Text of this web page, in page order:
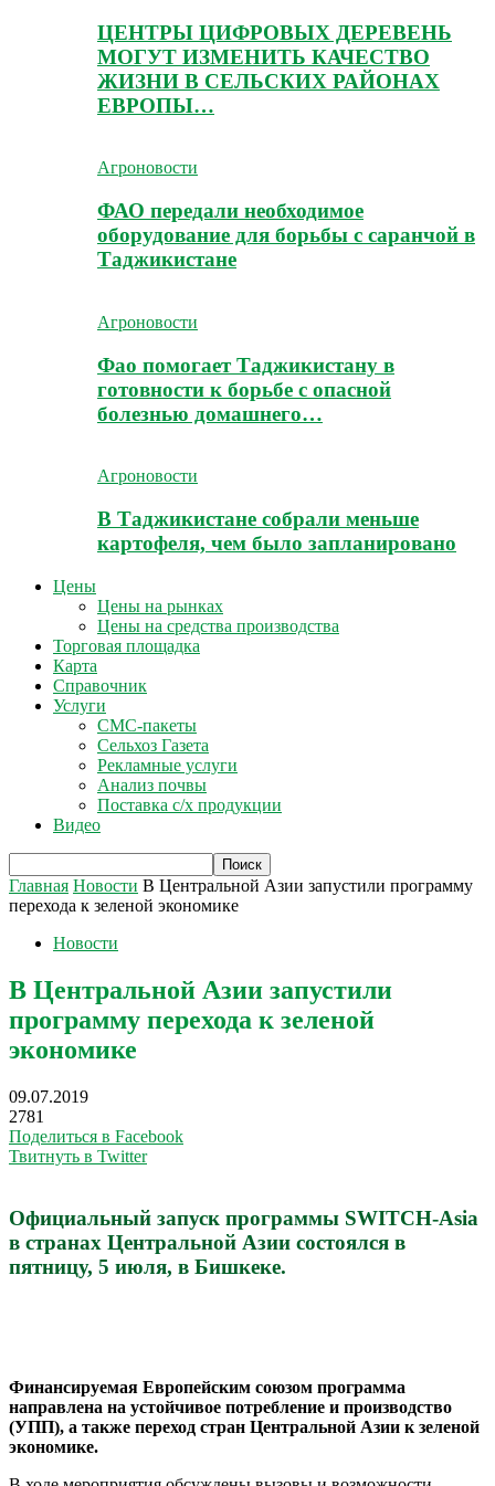
ЦЕНТРЫ ЦИФРОВЫХ ДЕРЕВЕНЬ
МОГУТ ИЗМЕНИТЬ КАЧЕСТВО
ЖИЗНИ В СЕЛЬСКИХ РАЙОНАХ
ЕВРОПЫ…
Агроновости
ФАО передали необходимое
оборудование для борьбы с саранчой в
Таджикистане
Агроновости
Фао помогает Таджикистану в
готовности к борьбе с опасной
болезнью домашнего…
Агроновости
В Таджикистане собрали меньше
картофеля, чем было запланировано
Цены
Цены на рынках
Цены на средства производства
Торговая площадка
Карта
Справочник
Услуги
СМС-пакеты
Сельхоз Газета
Рекламные услуги
Анализ почвы
Поставка с/х продукции
Видео
Главная Новости В Центральной Азии запустили программу
перехода к зеленой экономике
Новости
В Центральной Азии запустили
программу перехода к зеленой
экономике
09.07.2019
2781
Поделиться в Facebook
Твитнуть в Twitter
Официальный запуск программы SWITCH-Asia
в странах Центральной Азии состоялся в
пятницу, 5 июля, в Бишкеке.
Финансируемая Европейским союзом программа
направлена на устойчивое потребление и производство
(УПП), а также переход стран Центральной Азии к зеленой
экономике.